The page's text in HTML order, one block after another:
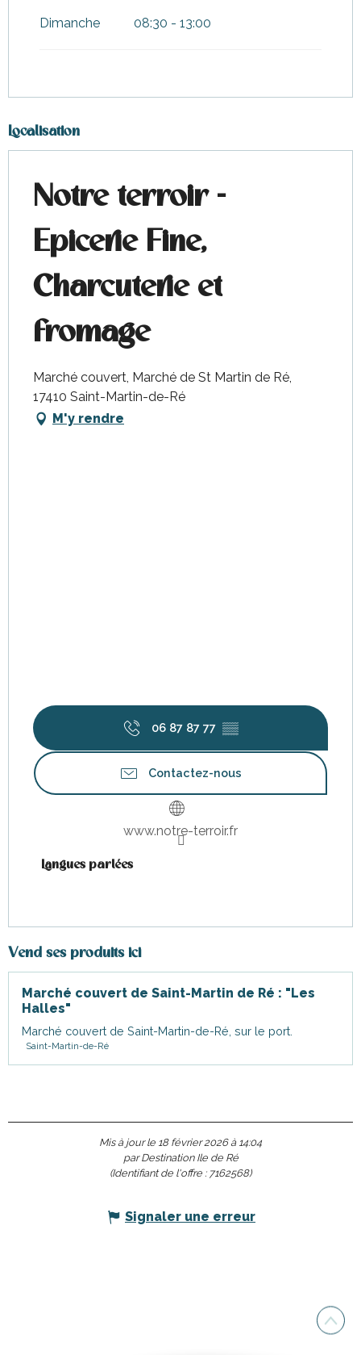
Dimanche 08:30 - 13:00
Localisation
Notre terroir -
Epicerie Fine,
Charcuterie et
fromage
Marché couvert, Marché de St Martin de Ré,
17410 Saint-Martin-de-Ré
M'y rendre
06 87 87 77 ▒▒
Contactez-nous
www.notre-terroir.fr
Langues parlées
Langues parlées
Vend ses produits ici
Marché couvert de Saint-Martin de Ré : "Les
Halles"
Marché couvert de Saint-Martin-de-Ré, sur le port.
Saint-Martin-de-Ré
Mis à jour le 18 février 2026 à 14:04
par Destination Ile de Ré
(Identifiant de l'offre : 7162568)
Signaler une erreur